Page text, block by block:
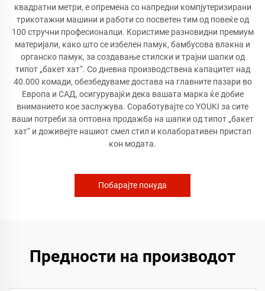
квадратни метри, е опремена со напредни компјутеризирани
трикотажни машини и работи со посветен тим од повеќе од
100 стручни професионалци. Користиме разновидни премиум
материјали, како што се избелен памук, бамбусова влакна и
органско памук, за создавање стилски и трајни шапки од
типот „бакет хат“. Со дневна производствена капацитет над
40.000 комади, обезбедуваме достава на главните пазари во
Европа и САД, осигурувајќи дека вашата марка ќе добие
вниманието кое заслужува. Соработувајте со YOUKI за сите
ваши потреби за оптовна продажба на шапки од типот „бакет
хат“ и доживејте нашиот смел стил и колаборативен пристап
кон модата.
Побарајте понуда
Предности на производот